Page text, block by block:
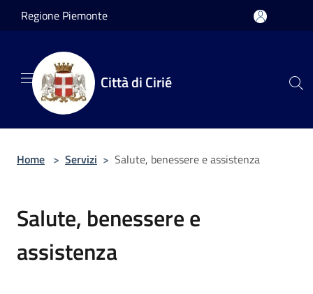
Salta al contenuto principale
Regione Piemonte
Città di Cirié
Home > Servizi > Salute, benessere e assistenza
Salute, benessere e
assistenza